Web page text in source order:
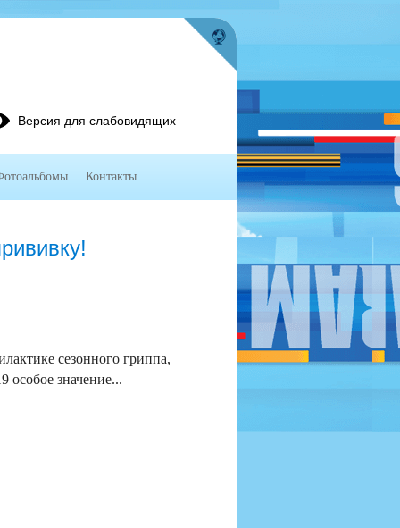
сезонного гриппа,
особое значение...
Версия для слабовидящих
Контакты